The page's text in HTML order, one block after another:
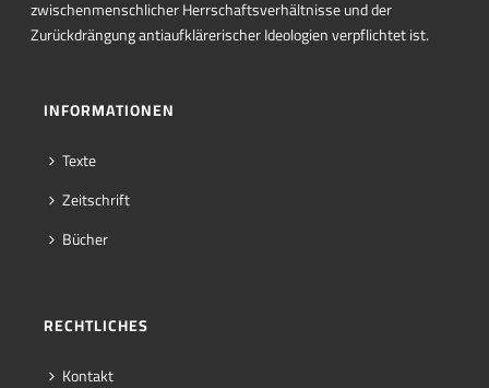
zwischenmenschlicher Herrschaftsverhältnisse und der
Zurückdrängung antiaufklärerischer Ideologien verpflichtet ist.
INFORMATIONEN
Texte
Zeitschrift
Bücher
RECHTLICHES
Kontakt